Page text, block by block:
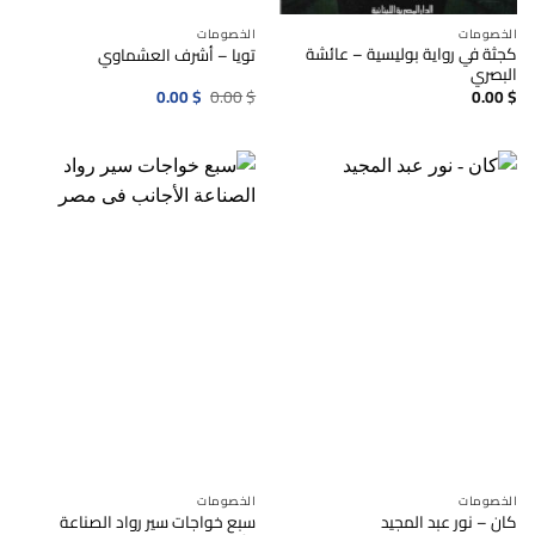
الخصومات
كجثة في رواية بوليسية – عائشة
البصري
0.00$
الخصومات
تويا – أشرف العشماوي
0.00$ السعر
الأصلي
0.00$ السعر
الحالي
الخصومات
كان – نور عبد المجيد
الخصومات
سبع خواجات سير رواد الصناعة